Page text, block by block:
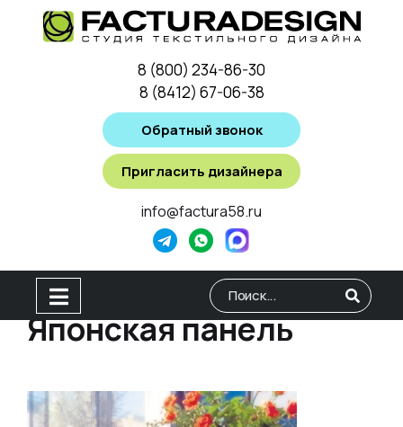
8 (800) 234-86-30
8 (8412) 67-06-38
Обратный звонок
Пригласить дизайнера
info@factura58.ru
Type 2 or more characters
Японская панель